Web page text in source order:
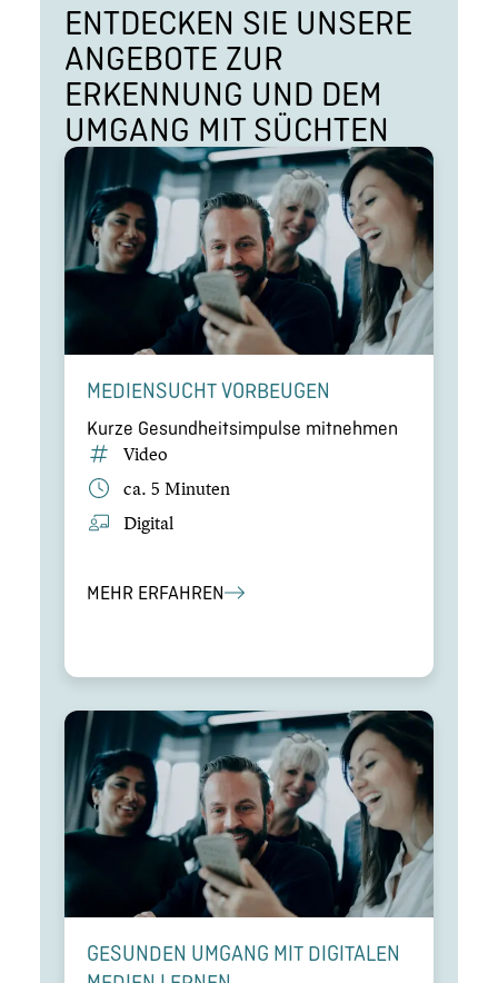
ENTDECKEN SIE UNSERE
ANGEBOTE ZUR
ERKENNUNG UND DEM
UMGANG MIT SÜCHTEN
MEDIEN­SUCHT VORBEUGEN
Kurze Gesund­heits­im­pulse mitnehmen
Video
ca. 5 Minuten
Digital
MEHR ERFAHREN
GESUNDEN UMGANG MIT DIGITALEN